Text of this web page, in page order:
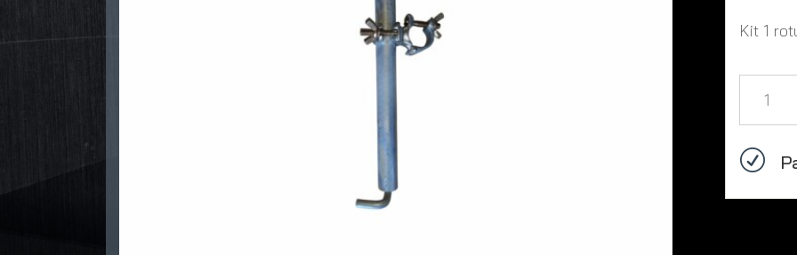
Kit 1
Ancrage
façade
x1
R